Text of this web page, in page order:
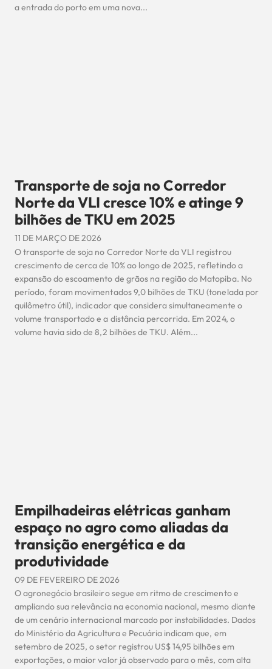
a entrada do porto em uma nova...
Transporte de soja no Corredor
Norte da VLI cresce 10% e atinge 9
bilhões de TKU em 2025
11 DE MARÇO DE 2026
O transporte de soja no Corredor Norte da VLI registrou
crescimento de cerca de 10% ao longo de 2025, refletindo a
expansão do escoamento de grãos na região do Matopiba. No
período, foram movimentados 9,0 bilhões de TKU (tonelada por
quilômetro útil), indicador que considera simultaneamente o
volume transportado e a distância percorrida. Em 2024, o
volume havia sido de 8,2 bilhões de TKU. Além...
Empilhadeiras elétricas ganham
espaço no agro como aliadas da
transição energética e da
produtividade
09 DE FEVEREIRO DE 2026
O agronegócio brasileiro segue em ritmo de crescimento e
ampliando sua relevância na economia nacional, mesmo diante
de um cenário internacional marcado por instabilidades. Dados
do Ministério da Agricultura e Pecuária indicam que, em
setembro de 2025, o setor registrou US$ 14,95 bilhões em
exportações, o maior valor já observado para o mês, com alta